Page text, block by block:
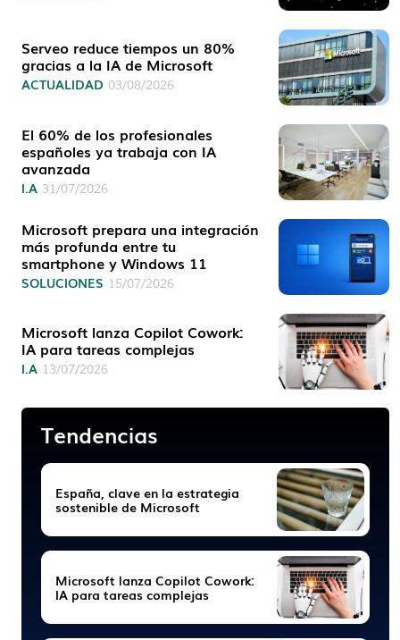
Serveo reduce tiempos un 80%
gracias a la IA de Microsoft
ACTUALIDAD 03/08/2026
El 60% de los profesionales
españoles ya trabaja con IA
avanzada
I.A 31/07/2026
Microsoft prepara una integración
más profunda entre tu
smartphone y Windows 11
SOLUCIONES 15/07/2026
Microsoft lanza Copilot Cowork:
IA para tareas complejas
I.A 13/07/2026
Tendencias
España, clave en la estrategia
sostenible de Microsoft
Microsoft lanza Copilot Cowork:
IA para tareas complejas